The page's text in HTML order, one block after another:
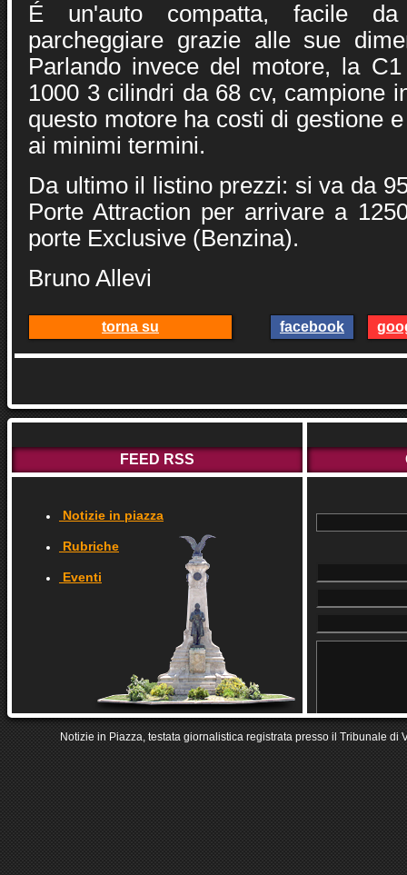
É un'auto compatta, facile
parcheggiare grazie alle sue
Parlando invece del motore, la
1000 3 cilindri da 68 cv, campione
questo motore ha costi di gestione
ai minimi termini.
Da ultimo il listino prezzi: si va da
Porte Attraction per arrivare a
porte Exclusive (Benzina).
Bruno Allevi
torna su facebook
FEED RSS
Notizie in piazza
Rubriche
Eventi
Notizie in Piazza, testata giornalistica registrata presso il Tribunale